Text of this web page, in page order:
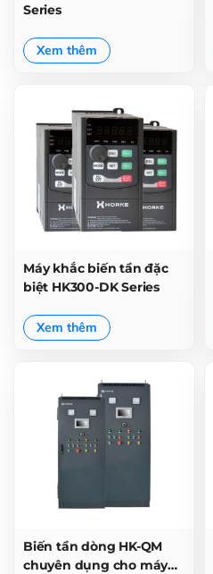
Series
Xem thêm
Máy khắc biến tần đặc
biệt HK300-DK Series
Xem thêm
Biến tần dòng HK-QM
chuyên dụng cho máy